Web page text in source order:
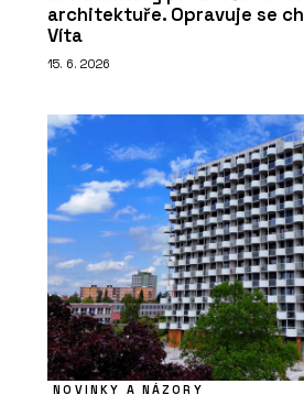
architektuře. Opravuje se
Víta
15. 6. 2026
NOVINKY A NÁZORY